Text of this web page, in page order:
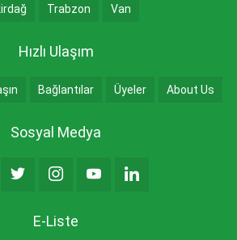
Trabzon Van
Hızlı Ulaşım
Bağlantılar Üyeler About Us
Sosyal Medya
E-Liste